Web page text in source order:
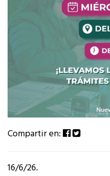
Compartir en:
16/6/26.